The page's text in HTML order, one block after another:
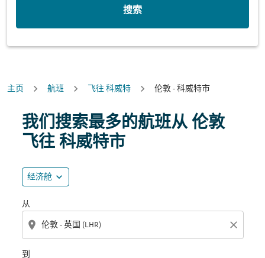
搜索
主页 航班 飞往 科威特 伦敦 - 科威特市
我们搜索最多的航班从 伦敦
飞往 科威特市
经济舱 expand_more
从
location_on close
到